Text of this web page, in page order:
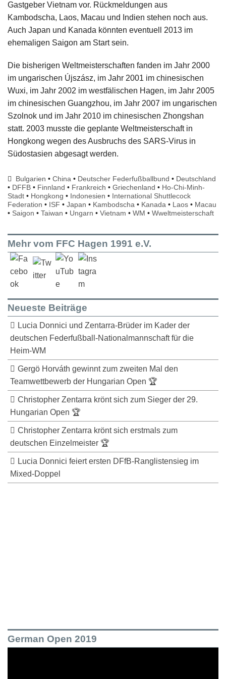
Gastgeber Vietnam vor. Rückmeldungen aus
Kambodscha, Laos, Macau und Indien stehen noch aus.
Auch Japan und Kanada könnten eventuell 2013 im
ehemaligen Saigon am Start sein.
Die bisherigen Weltmeisterschaften fanden im Jahr 2000
im ungarischen Újszász, im Jahr 2001 im chinesischen
Wuxi, im Jahr 2002 im westfälischen Hagen, im Jahr 2005
im chinesischen Guangzhou, im Jahr 2007 im ungarischen
Szolnok und im Jahr 2010 im chinesischen Zhongshan
statt. 2003 musste die geplante Weltmeisterschaft in
Hongkong wegen des Ausbruchs des SARS-Virus in
Südostasien abgesagt werden.
Bulgarien •China • Deutscher Federfußballbund • Deutschland
• DFFB • Finnland • Frankreich • Griechenland • Ho-Chi-Minh-
Stadt • Hongkong • Indonesien • International Shuttlecock
Federation • ISF • Japan • Kambodscha • Kanada • Laos • Macau
• Saigon • Taiwan • Ungarn • Vietnam • WM • Wweltmeisterschaft
Mehr vom FFC Hagen 1991 e.V.
Neueste Beiträge
Lucia Donnici und Zentarra-Brüder im Kader der
deutschen Federfußball-Nationalmannschaft für die
Heim-WM
Gergö Horváth gewinnt zum zweiten Mal den
Teamwettbewerb der Hungarian Open 🏆
Christopher Zentarra krönt sich zum Sieger der 29.
Hungarian Open 🏆
Christopher Zentarra krönt sich erstmals zum
deutschen Einzelmeister 🏆
Lucia Donnici feiert ersten DFfB-Ranglistensieg im
Mixed-Doppel
German Open 2019